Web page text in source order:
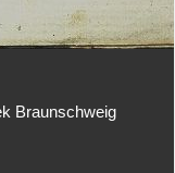
Braunschweig